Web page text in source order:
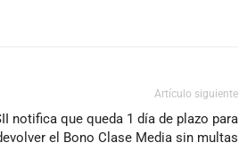
Artículo siguiente
notifica que queda 1 día de plazo para
el Bono Clase Media sin multas